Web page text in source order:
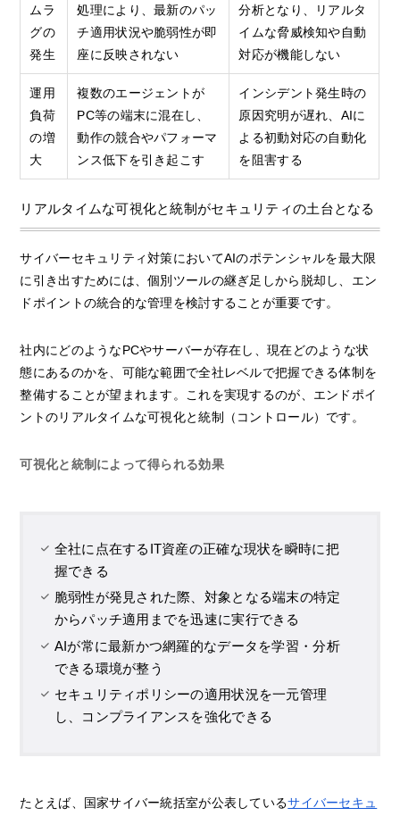
ムラ
グの
発生
処理により、最新のパッ
チ適用状況や脆弱性が即
座に反映されない
分析となり、リアルタ
イムな脅威検知や自動
対応が機能しない
運用
負荷
の増
大
複数のエージェントが
PC等の端末に混在し、
動作の競合やパフォーマ
ンス低下を引き起こす
インシデント発生時の
原因究明が遅れ、AIに
よる初動対応の自動化
を阻害する
リアルタイムな可視化と統制がセキュリティの土台となる
サイバーセキュリティ対策においてAIのポテンシャルを最大限
に引き出すためには、個別ツールの継ぎ足しから脱却し、エン
ドポイントの統合的な管理を検討することが重要です。
社内にどのようなPCやサーバーが存在し、現在どのような状
態にあるのかを、可能な範囲で全社レベルで把握できる体制を
整備することが望まれます。これを実現するのが、エンドポイ
ントのリアルタイムな可視化と統制（コントロール）です。
可視化と統制によって得られる効果
全社に点在するIT資産の正確な現状を瞬時に把
握できる
脆弱性が発見された際、対象となる端末の特定
からパッチ適用までを迅速に実行できる
AIが常に最新かつ網羅的なデータを学習・分析
できる環境が整う
セキュリティポリシーの適用状況を一元管理
し、コンプライアンスを強化できる
たとえば、国家サイバー統括室が公表しているサイバーセキュ